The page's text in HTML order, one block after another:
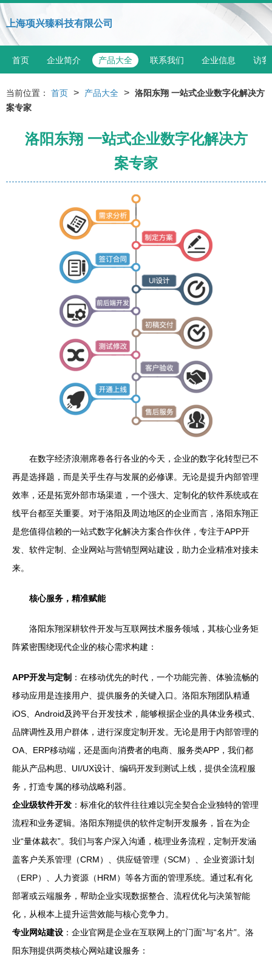
上海项兴臻科技有限公司
首页 企业简介 产品大全 联系我们 企业信息 访客
当前位置： 首页 > 产品大全 > 洛阳东翔 一站式企业数字化解决方
案专家
洛阳东翔 一站式企业数字化解决方
案专家
在数字经济浪潮席卷各行各业的今天，企业的数字化转型已不
再是选择题，而是关乎生存与发展的必修课。无论是提升内部管理
效率，还是拓宽外部市场渠道，一个强大、定制化的软件系统或在
线平台都至关重要。对于洛阳及周边地区的企业而言，洛阳东翔正
是您值得信赖的一站式数字化解决方案合作伙伴，专注于APP开
发、软件定制、企业网站与营销型网站建设，助力企业精准对接未
来。
核心服务，精准赋能
洛阳东翔深耕软件开发与互联网技术服务领域，其核心业务矩
阵紧密围绕现代企业的核心需求构建：
APP开发与定制 ：在移动优先的时代，一个功能完善、体验流畅的
移动应用是连接用户、提供服务的关键入口。洛阳东翔团队精通
iOS、Android及跨平台开发技术，能够根据企业的具体业务模式、
品牌调性及用户群体，进行深度定制开发。无论是用于内部管理的
OA、ERP移动端，还是面向消费者的电商、服务类APP，我们都
能从产品构思、UI/UX设计、编码开发到测试上线，提供全流程服
务，打造专属的移动战略利器。
企业级软件开发 ：标准化的软件往往难以完全契合企业独特的管理
流程和业务逻辑。洛阳东翔提供的软件定制开发服务，旨在为企
业“量体裁衣”。我们与客户深入沟通，梳理业务流程，定制开发涵
盖客户关系管理（CRM）、供应链管理（SCM）、企业资源计划
（ERP）、人力资源（HRM）等各方面的管理系统。通过私有化
部署或云端服务，帮助企业实现数据整合、流程优化与决策智能
化，从根本上提升运营效能与核心竞争力。
专业网站建设 ：企业官网是企业在互联网上的“门面”与“名片”。洛
阳东翔提供两类核心网站建设服务：